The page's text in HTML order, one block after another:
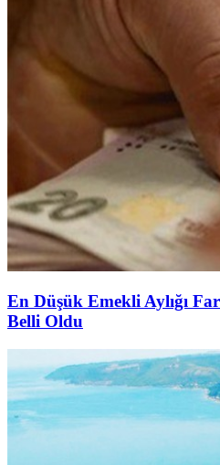
En Düşük Emekli Aylığı
Belli Oldu